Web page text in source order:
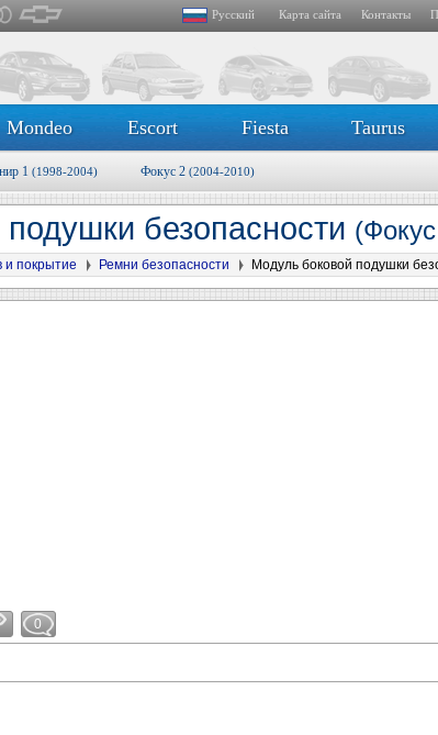
Русский Карта сайта Контакты
Mondeo Escort Fiesta Taurus
1 (1998-2004) Фокус 2 (2004-2010)
безопасности
и покрытие Ремни безопасности Модуль боковой подушки
0